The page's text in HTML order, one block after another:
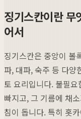
징기스칸이란 무
어서
징기스칸은 중앙이 볼
파, 대파, 숙주 등 다양
토 요리입니다. 불필
빠지고, 그 기름에 채
침이 돕니다. 특히 홋